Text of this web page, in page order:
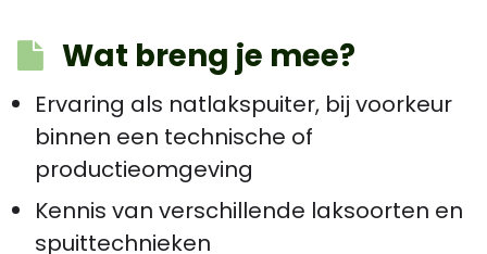
Wat breng je mee?
Ervaring als natlakspuiter, bij voorkeur
binnen een technische of
productieomgeving
Kennis van verschillende laksoorten en
spuittechnieken